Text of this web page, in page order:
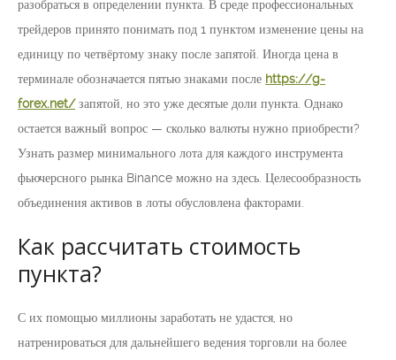
разобраться в определении пункта. В среде профессиональных
трейдеров принято понимать под 1 пунктом изменение цены на
единицу по четвёртому знаку после запятой. Иногда цена в
терминале обозначается пятью знаками после https://g-
forex.net/запятой, но это уже десятые доли пункта. Однако
остается важный вопрос — сколько валюты нужно приобрести?
Узнать размер минимального лота для каждого инструмента
фьючерсного рынка Binance можно на здесь. Целесообразность
объединения активов в лоты обусловлена факторами.
Как рассчитать стоимость
пункта?
С их помощью миллионы заработать не удастся, но
натренироваться для дальнейшего ведения торговли на более